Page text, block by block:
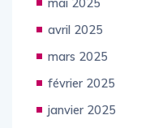
avril 2025
mars 2025
février 2025
janvier 2025